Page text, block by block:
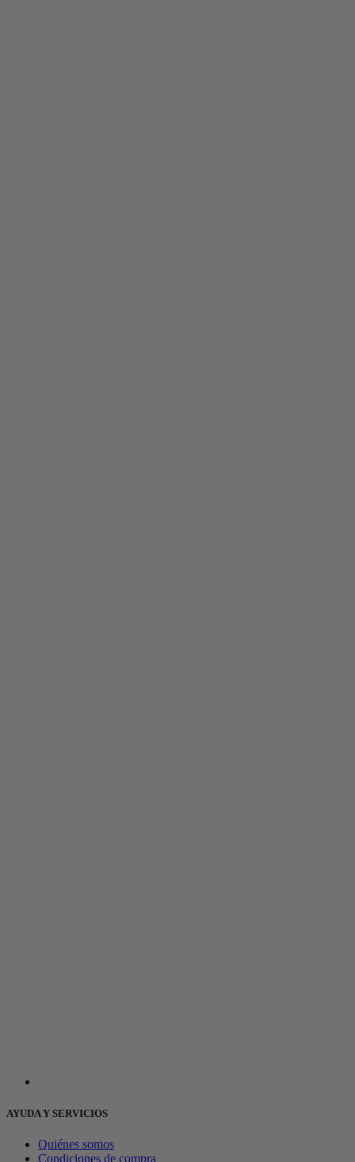
AYUDA Y SERVICIOS
Quiénes somos
Condiciones de compra